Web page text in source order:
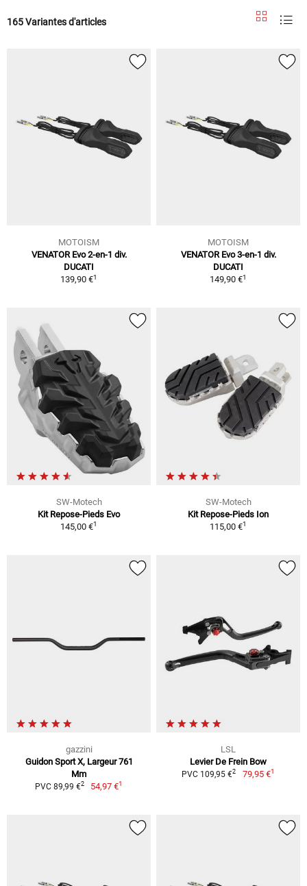
165 Variantes d'articles
MOTOISM
VENATOR Evo 2-en-1 div.
DUCATI
139,90 €1
MOTOISM
VENATOR Evo 3-en-1 div.
DUCATI
149,90 €1
SW-Motech
Kit Repose-Pieds Evo
145,00 €1
SW-Motech
Kit Repose-Pieds Ion
115,00 €1
gazzini
Guidon Sport X, Largeur 761
Mm
PVC 89,99 €2 54,97 €1
LSL
Levier De Frein Bow
PVC 109,95 €2 79,95 €1